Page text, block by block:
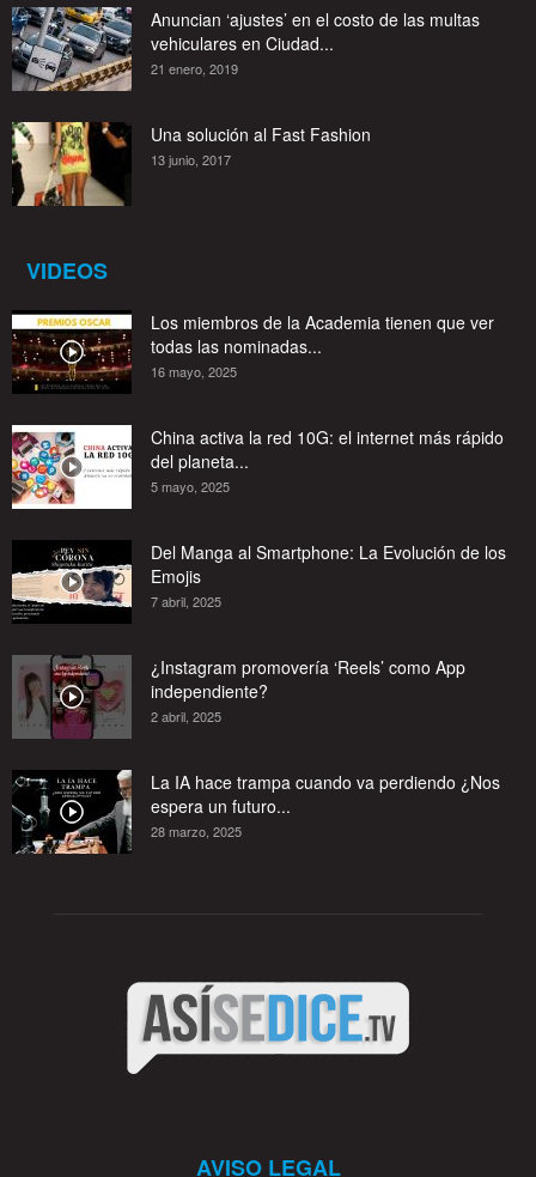
Anuncian ‘ajustes’ en el costo de las multas
vehiculares en Ciudad...
21 enero, 2019
Una solución al Fast Fashion
13 junio, 2017
VIDEOS
Los miembros de la Academia tienen que ver
todas las nominadas...
16 mayo, 2025
China activa la red 10G: el internet más rápido
del planeta...
5 mayo, 2025
Del Manga al Smartphone: La Evolución de los
Emojis
7 abril, 2025
¿Instagram promovería ‘Reels’ como App
independiente?
2 abril, 2025
La IA hace trampa cuando va perdiendo ¿Nos
espera un futuro...
28 marzo, 2025
AVISO LEGAL